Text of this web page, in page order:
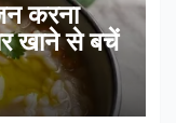
करना
खाने से बचें